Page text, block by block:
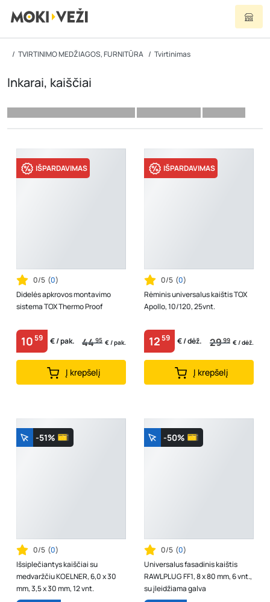
TVIRTINIMO MEDŽIAGOS, FURNITŪRA Tvirtinimas
Inkarai, kaiščiai
IŠPARDAVIMAS
0/5 (0)
Didelės apkrovos montavimo
sistema TOX Thermo Proof
1059 € / pak. 4495 € / pak.
Į krepšelį
IŠPARDAVIMAS
0/5 (0)
Rėminis universalus kaištis TOX
Apollo, 10/120, 25vnt.
1259 € / dėž. 2999 € / dėž.
Į krepšelį
-51%
0/5 (0)
Išsiplečiantys kaiščiai su
medvaržčiu KOELNER, 6,0 x 30
mm, 3,5 x 30 mm, 12 vnt.
-50%
0/5 (0)
Universalus fasadinis kaištis
RAWLPLUG FF1, 8 x 80 mm, 6 vnt.,
su įleidžiama galva